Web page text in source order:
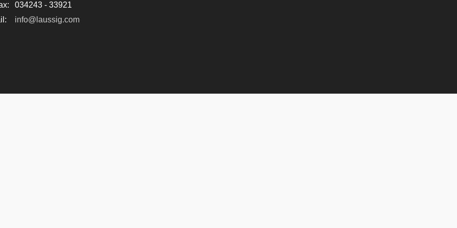
034243 - 33921
info@laussig.com